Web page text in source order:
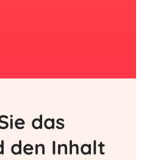
das
den Inhalt